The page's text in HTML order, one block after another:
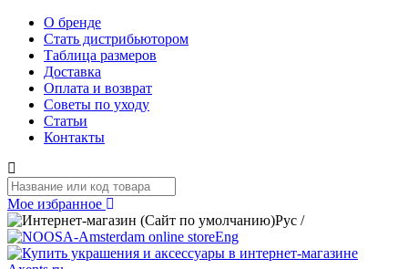
О бренде
Стать дистрибьютором
Таблица размеров
Доставка
Оплата и возврат
Советы по уходу
Статьи
Контакты
Мое избранное
Рус /
Eng